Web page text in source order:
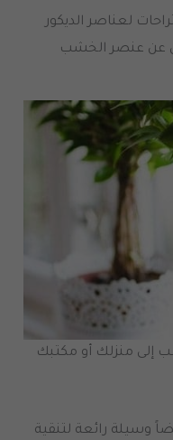
لعناصر الديكور
عن عنصر الخشب
منزلك أو مكتبك
وسيلة رائعة لتنقية